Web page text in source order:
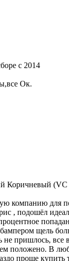
(СОЛИД)
(СОЛИД)
с 2014
Ок.
Коричневый (VC
компанию для
, подошёл
щель
не пришлось,
положено. В
проще купить